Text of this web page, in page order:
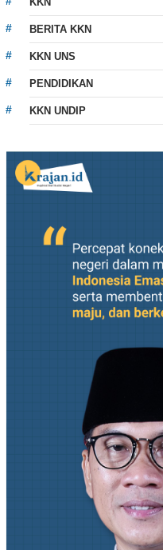
BERITA KKN
KKN UNS
PENDIDIKAN
KKN UNDIP